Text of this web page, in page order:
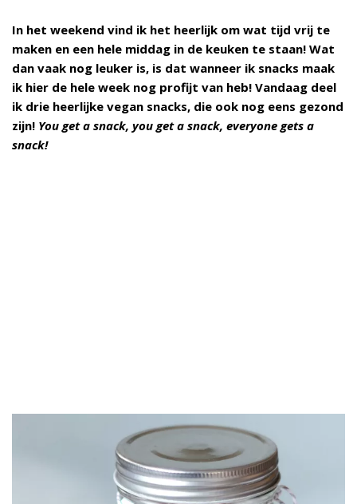
In het weekend vind ik het heerlijk om wat tijd vrij te
maken en een hele middag in de keuken te staan! Wat
dan vaak nog leuker is, is dat wanneer ik snacks maak
ik hier de hele week nog profijt van heb! Vandaag deel
ik drie heerlijke vegan snacks, die ook nog eens gezond
zijn! You get a snack, you get a snack, everyone gets a
snack!